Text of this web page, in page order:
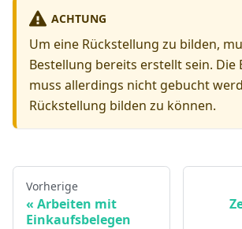
ACHTUNG
Um eine Rückstellung zu bilden,
Bestellung bereits erstellt sein. Die
muss allerdings nicht gebucht
Rückstellung bilden zu können.
Vorherige
Arbeiten mit
Einkaufsbelegen